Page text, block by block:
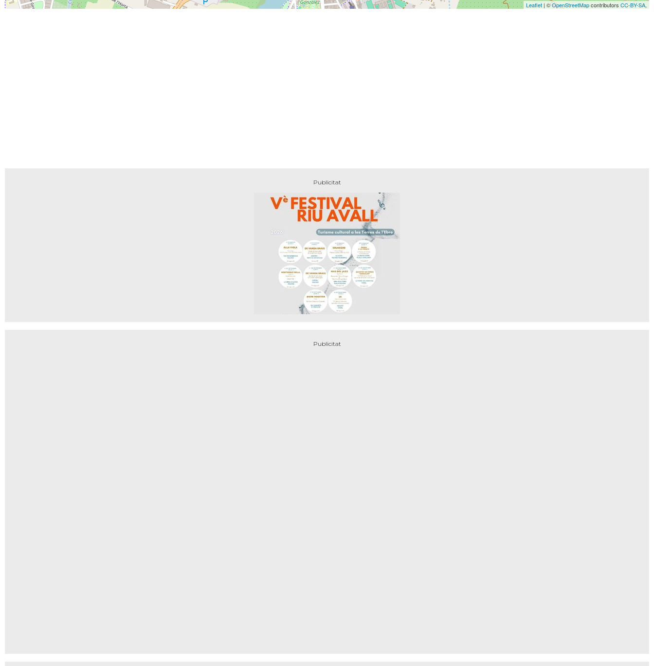
Leaflet | ©OpenStreetMapcontributors CC-BY-SA,